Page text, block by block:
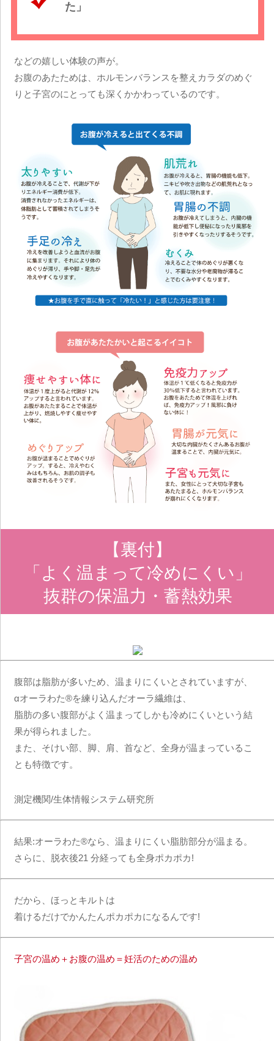
た」
などの嬉しい体験の声が。
お腹のあたためは、ホルモンバランスを整えカラダのめぐ
りと子宮のにとっても深くかかわっているのです。
【裏付】
「よく温まって冷めにくい」
抜群の保温力・蓄熱効果
腹部は脂肪が多いため、温まりにくいとされていますが、
αオーラわた®を練り込んだオーラ繊維は、
脂肪の多い腹部がよく温まってしかも冷めにくいという結
果が得られました。
また、そけい部、脚、肩、首など、全身が温まっているこ
とも特徴です。
測定機関/生体情報システム研究所
結果:オーラわた®なら、温まりにくい脂肪部分が温まる。
さらに、脱衣後21 分経っても全身ポカポカ!
だから、 ほっとキルト は
着けるだけでかんたんポカポカになるんです!
子宮の温め＋お腹の温め＝妊活のための温め